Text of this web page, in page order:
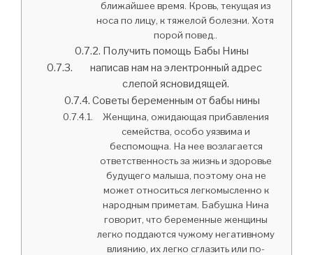
ближайшее время. Кровь, текущая из
носа по лицу, к тяжелой болезни. Хотя
порой повед..
Получить помощь Бабы Нины
написав нам на электронный адрес
слепой ясновидящей.
Советы беременным от бабы нины
Женщина, ожидающая прибавления
семейства, особо уязвима и
беспомощна. На нее возлагается
ответственность за жизнь и здоровье
будущего малыша, поэтому она не
может относиться легкомысленно к
народным приметам. Бабушка Нина
говорит, что беременные женщины
легко поддаются чужому негативному
влиянию, их легко сглазить или по-